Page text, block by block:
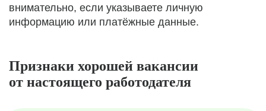
внимательно, если указываете личную
информацию или платёжные данные.
Признаки хорошей вакансии
от настоящего работодателя